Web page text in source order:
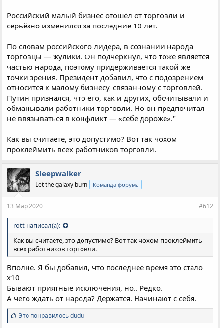
Российский малый бизнес отошёл от торговли и
серьёзно изменился за последние 10 лет.
По словам российского лидера, в сознании народа
торговцы — жулики. Он подчеркнул, что тоже является
частью народа, поэтому придерживается такой же
точки зрения. Президент добавил, что с подозрением
относится к малому бизнесу, связанному с торговлей.
Путин признался, что его, как и других, обсчитывали и
обманывали работники торговли. Но он предпочитал
не ввязываться в конфликт — «себе дороже»."
Как вы считаете, это допустимо? Вот так чохом
проклеймить всех работников торговли.
Sleepwalker
Let the galaxy burn Команда форума
13 Мар 2020 #612
rott написал(а):
Как вы считаете, это допустимо? Вот так чохом проклеймить
всех работников торговли.
Вполне. Я бы добавил, что последнее время это стало
x10
Бывают приятные исключения, но.. Редко.
А чего ждать от народа? Держатся. Начинают с себя.
С
и
Это понравилосьdudu